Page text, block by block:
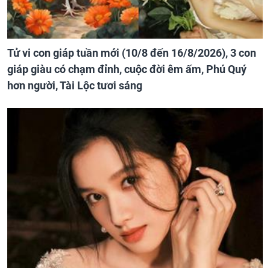
Tử vi con giáp tuần mới (10/8 đến 16/8/2026), 3 con
giáp giàu có chạm đỉnh, cuộc đời êm ấm, Phú Quý
hơn người, Tài Lộc tươi sáng